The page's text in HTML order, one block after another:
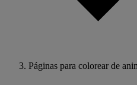
Páginas para colorear de